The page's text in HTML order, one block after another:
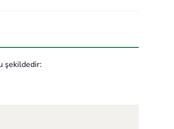
şekildedir: